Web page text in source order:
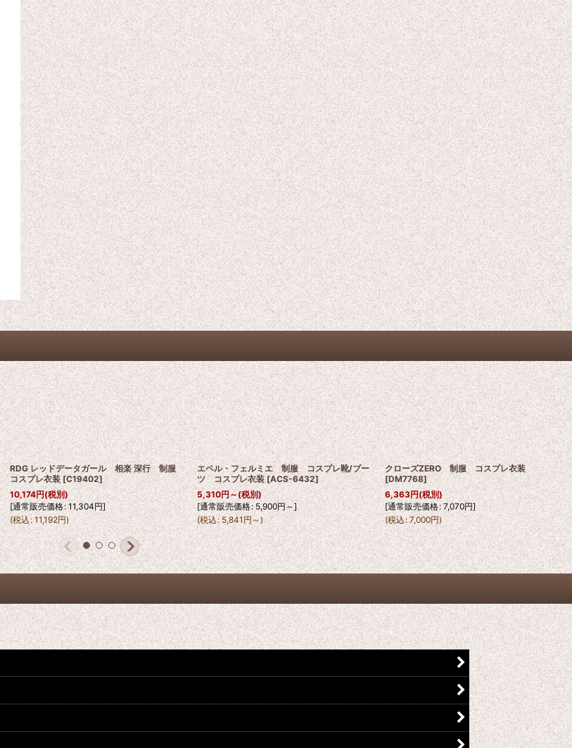
RDG レッドデータガール 相楽 深行 制服
コスプレ衣装 [C19402]
10,174円(税別)
[通常販売価格: 11,304円]
(税込: 11,192円)
エペル・フェルミエ 制服 コスプレ靴/ブー
ツ コスプレ衣装 [ACS-6432]
5,310円～(税別)
[通常販売価格: 5,900円～]
(税込: 5,841円～)
クローズZERO 制服 コスプレ衣装
[DM7768]
6,363円(税別)
[通常販売価格: 7,070円]
(税込: 7,000円)